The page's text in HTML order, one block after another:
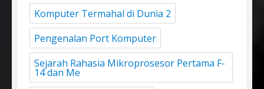
Komputer Termahal di Dunia 2
Pengenalan Port Komputer
Sejarah Rahasia Mikroprosesor Pertama F-
14 dan Me